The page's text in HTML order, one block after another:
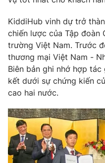
Góc doanh nghiệp
Truyền hình
Phim VTV
Hậu trường
Nhân vật
Khán giả
Giải trí
Điện ảnh
Âm nhạc
Sao
Đời sống
Du lịch
Chất lượng cuộc sống
Giáo dục
Tuyển sinh
Học trực tuyến
Công nghệ
Hitech Công nghệ tương
Sản phẩm
Giao lưu trực tuyến
KiddiHub vinh dự trở
chiến lược của Tập đoàn
trường Việt Nam. Trước
thương mại Việt Nam -
Biên bản ghi nhớ hợp
kết dưới sự chứng kiến
cao hai nước.